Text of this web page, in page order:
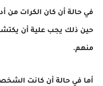
في حالة أن كان الكرات من
حين ذلك يجب علية أن
منهم.
أما في حالة أن كانت